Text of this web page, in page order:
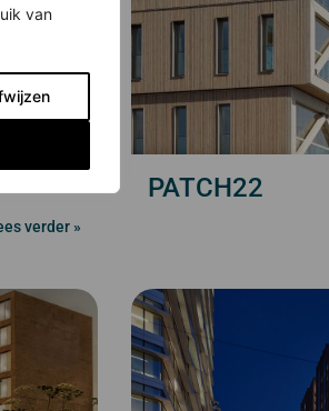
van
verder »
PATCH22